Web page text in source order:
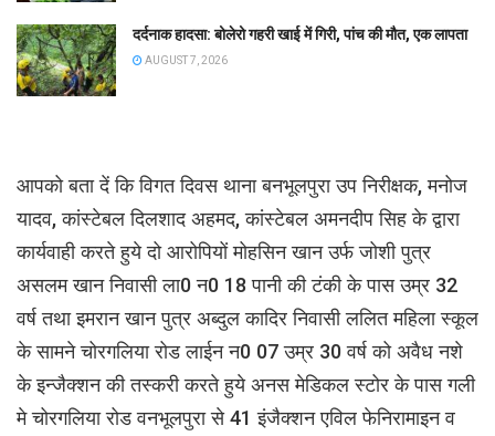
दर्दनाक हादसा: बोलेरो गहरी खाई में गिरी, पांच की मौत, एक लापता
AUGUST 7, 2026
आपको बता दें कि विगत दिवस थाना बनभूलपुरा उप निरीक्षक, मनोज
यादव, कांस्टेबल दिलशाद अहमद, कांस्टेबल अमनदीप सिह के द्वारा
कार्यवाही करते हुये दो आरोपियों मोहसिन खान उर्फ जोशी पुत्र
असलम खान निवासी ला0 न0 18 पानी की टंकी के पास उम्र 32
वर्ष तथा इमरान खान पुत्र अब्दुल कादिर निवासी ललित महिला स्कूल
के सामने चोरगलिया रोड लाईन न0 07 उम्र 30 वर्ष को अवैध नशे
के इन्जैक्शन की तस्करी करते हुये अनस मेडिकल स्टोर के पास गली
मे चोरगलिया रोड वनभूलपुरा से 41 इंजैक्शन एविल फेनिरामाइन व